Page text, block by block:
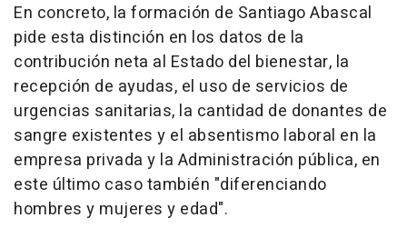
En concreto, la formación de Santiago Abascal
pide esta distinción en los datos de la
contribución neta al Estado del bienestar, la
recepción de ayudas, el uso de servicios de
urgencias sanitarias, la cantidad de donantes de
sangre existentes y el absentismo laboral en la
empresa privada y la Administración pública, en
este último caso también "diferenciando
hombres y mujeres y edad".